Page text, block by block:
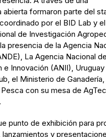
abierta formaron parte del
por el BID Lab y el
de Investigación
presencia de la Agencia
La Agencia Nacional de
e Innovación (ANII), Uruguay
el Ministerio de Ganadería,
con su mesa de
punto de exhibición para
lanzamientos y